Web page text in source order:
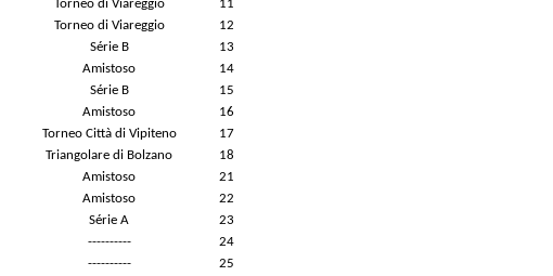
Torneo di Viareggio
Torneo di Viareggio
Série B
Amistoso
Série B
Amistoso
Torneo Città di Vipiteno
Triangolare di Bolzano
Amistoso
Amistoso
Série A
----------
----------
11
12
13
14
15
16
17
18
21
22
23
24
25